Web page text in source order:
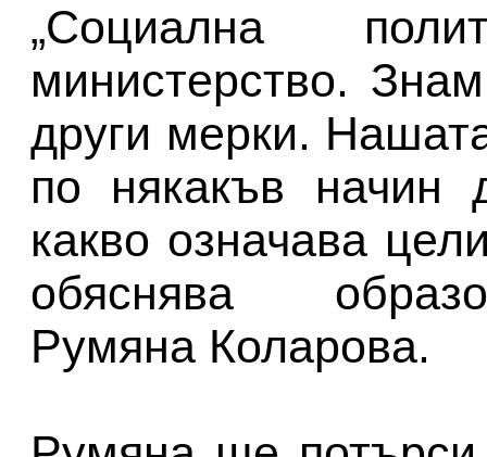
„Социална
министерство.
други мерки.
по някакъв начин
какво означава
обяснява
Румяна Коларова.